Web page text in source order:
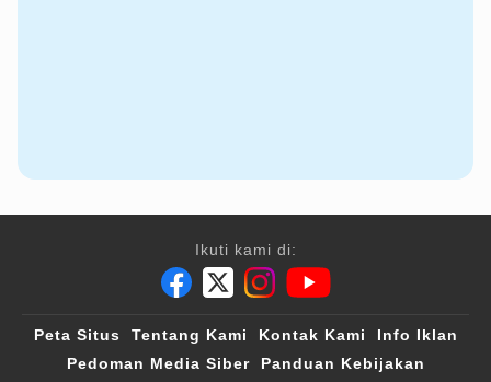
Ikuti kami di:
Peta Situs Tentang Kami Kontak Kami
Info Iklan
Pedoman Media Siber
Panduan Kebijakan